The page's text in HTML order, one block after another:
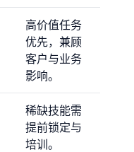
高价值任务
优先，兼顾
客户与业务
影响。
稀缺技能需
提前锁定与
培训。